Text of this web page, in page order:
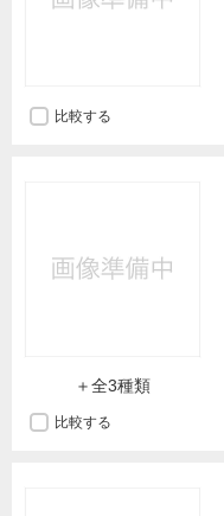
比較する
＋全3種類
比較する